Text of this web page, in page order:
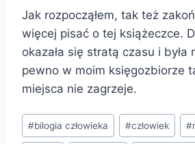
Jak rozpocząłem, tak też
więcej pisać o tej książeczce.
okazała się stratą czasu i była
pewno w moim księgozbiorze
miejsca nie zagrzeje.
Tagi
wpisu:
#bilogia człowieka #człowiek #